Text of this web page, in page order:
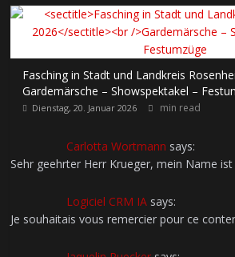
Fasching in Stadt und Landkreis
Gardemärsche – Showspektakel –
Dienstag, 20. Januar 2026 min read
Carlotta Wortmann says:
Sehr geehrter Herr Krueger, mein Name ist
Logiciel CRM IA says:
Je souhaitais vous remercier pour ce